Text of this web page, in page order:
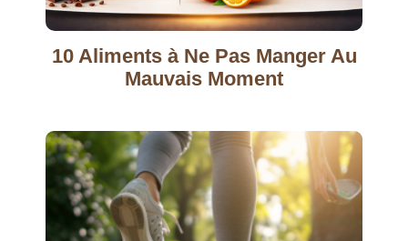
10 Aliments à Ne Pas Manger Au
Mauvais Moment